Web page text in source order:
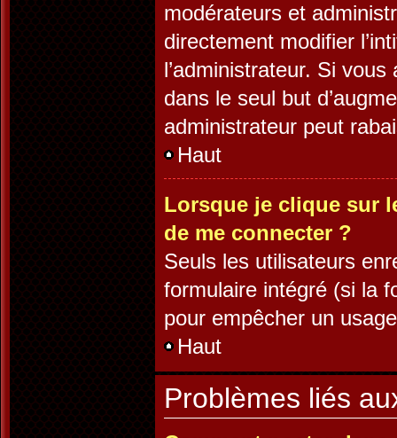
modérateurs et
directement modifier
l’administrateur. Si
dans le seul but
administrateur peut
Haut
Lorsque je clique sur
de me connecter ?
Seuls les utilisateurs
formulaire intégré (si la
pour empêcher un
Haut
Problèmes liés